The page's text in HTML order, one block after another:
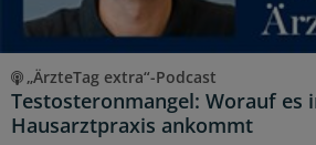
„ÄrzteTag extra“-Podcast
Testosteronmangel: Worauf es
Hausarztpraxis ankommt